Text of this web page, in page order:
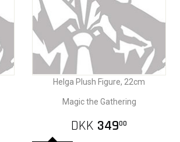
Helga Plush Figure, 22cm
Magic the Gathering
DKK 34900